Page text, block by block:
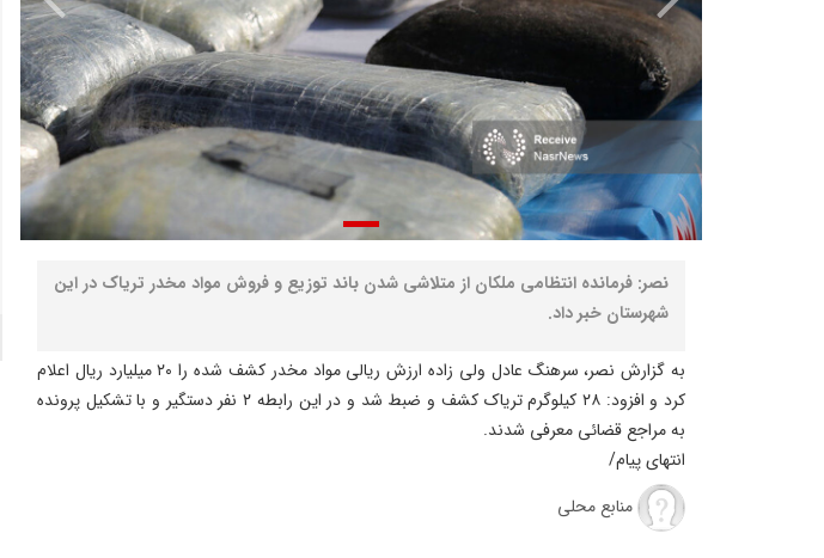
نصر: فرمانده انتظامی ملکان از متلاشی شدن باند توزیع و فروش مواد مخدر تریاک در این
شهرستان خبر داد.
به گزارش نصر، سرهنگ عادل ولی زاده ارزش ریالی مواد مخدر کشف شده را ۲۰ میلیارد ریال اعلام
کرد و افزود: ۲۸ کیلوگرم تریاک کشف و ضبط شد و در این رابطه ۲ نفر دستگیر و با تشکیل پرونده
به مراجع قضائی معرفی شدند.
انتهای پیام/
منابع محلی